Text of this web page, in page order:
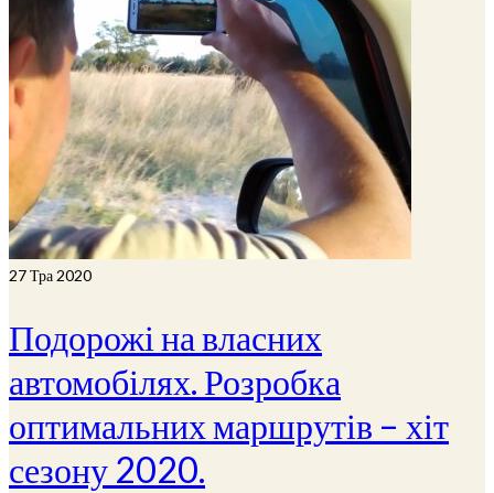
27Тра 2020
Подорожі на власних
автомобілях. Розробка
оптимальних маршрутів – хіт
сезону 2020.